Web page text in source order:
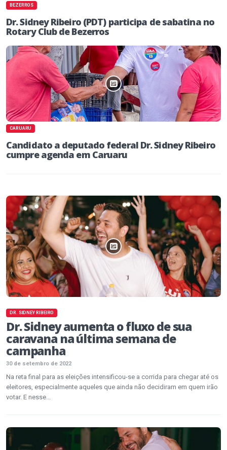
BEZERROS
Dr. Sidney Ribeiro (PDT) participa de sabatina no
Rotary Club de Bezerros
CARUARU
Candidato a deputado federal Dr. Sidney Ribeiro
cumpre agenda em Caruaru
DR. SIDNEY RIBEIRO
Dr. Sidney aumenta o fluxo de sua
caravana na última semana de
campanha
30 de setembro de 2022
Na reta final para as eleições intensificou-se a corrida para chegar até os
eleitores, especialmente aqueles que ainda não decidiram em quem irão
votar. E nesse...